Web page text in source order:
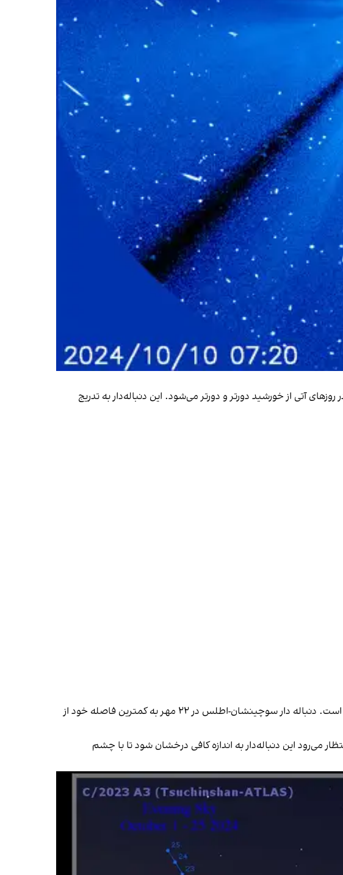
آتی از خورشید دورتر و دورتر می‌شود. این دنباله‌دار به تدریج
در صورتی که اتفاق خاصی نیافتد طبق پیش‌بینی‌ها از ۲۰ مهر تا چهارم آبان مشاهده این دنباله‌دار امکان پذیر است. دنباله دار سوچینشان-اطلس در ۲۲ مهر به کمترین فاصله خود از
می‌رود این دنباله‌دار به اندازه کافی درخشان شود تا با چشم